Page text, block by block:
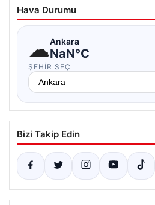
Hava Durumu
☁Ankara
NaN°C
ŞEHIR SEÇ
Bizi Takip Edin